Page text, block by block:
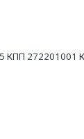
272201001